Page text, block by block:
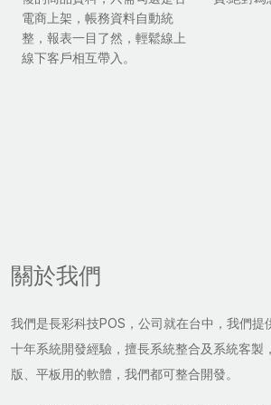
電商上架，帳務資料自動統
整，報表一目了然，輕鬆線上
線下客戶相互帶入。
關於我們
我們是長彩科技POS，公司就在台中，我們提
十年系統開發經驗，擅長系統整合及系統客製
版、平板用的軟體，我們都可整合開發。